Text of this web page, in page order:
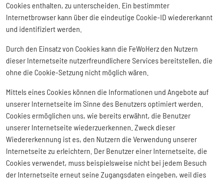
Cookies enthalten, zu unterscheiden. Ein bestimmter
Internetbrowser kann über die eindeutige Cookie-ID wiedererkannt
und identifiziert werden.
Durch den Einsatz von Cookies kann die FeWoHerz den Nutzern
dieser Internetseite nutzerfreundlichere Services bereitstellen, die
ohne die Cookie-Setzung nicht möglich wären.
Mittels eines Cookies können die Informationen und Angebote auf
unserer Internetseite im Sinne des Benutzers optimiert werden.
Cookies ermöglichen uns, wie bereits erwähnt, die Benutzer
unserer Internetseite wiederzuerkennen. Zweck dieser
Wiedererkennung ist es, den Nutzern die Verwendung unserer
Internetseite zu erleichtern. Der Benutzer einer Internetseite, die
Cookies verwendet, muss beispielsweise nicht bei jedem Besuch
der Internetseite erneut seine Zugangsdaten eingeben, weil dies